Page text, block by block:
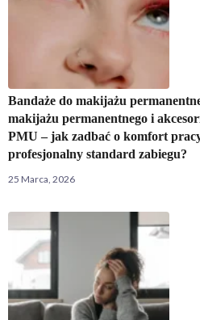
Bandaże do makijażu
makijażu permanentnego i
PMU – jak zadbać o komfort
profesjonalny standard zabiegu?
25 Marca, 2026